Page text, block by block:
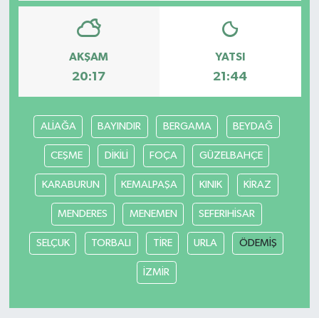
AKŞAM
20:17
YATSI
21:44
ALİAĞA BAYINDIR BERGAMA BEYDAĞ
CEŞME DİKİLİ FOÇA GÜZELBAHÇE
KARABURUN KEMALPAŞA KINIK KİRAZ
MENDERES MENEMEN SEFERIHİSAR
SELÇUK TORBALI TİRE URLA ÖDEMİŞ
İZMİR